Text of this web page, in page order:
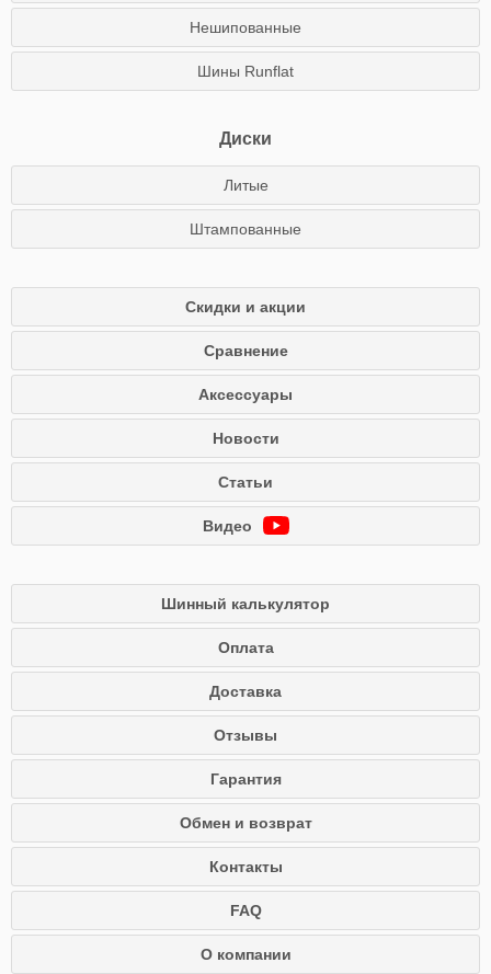
Нешипованные
Шины Runflat
Диски
Литые
Штампованные
Скидки и акции
Сравнение
Аксессуары
Новости
Статьи
Видео
Шинный калькулятор
Оплата
Доставка
Отзывы
Гарантия
Обмен и возврат
Контакты
FAQ
О компании